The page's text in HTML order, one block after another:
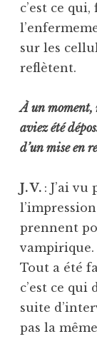
c’est ce
sur les
reflètent.
À un moment,
aviez été
d’un mise en
J. V. : J’ai
prennent
vampirique.
Tout a été
c’est ce
suite
pas la